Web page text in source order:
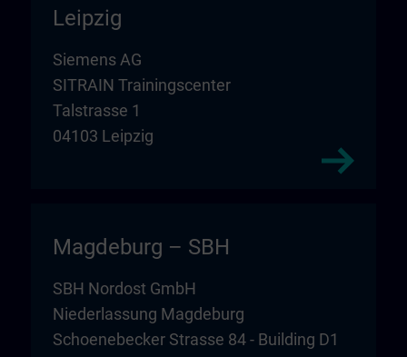
Leipzig
Siemens AG
SITRAIN Trainingscenter
Talstrasse 1
04103 Leipzig
Magdeburg – SBH
SBH Nordost GmbH
Niederlassung Magdeburg
Schoenebecker Strasse 84 - Building D1